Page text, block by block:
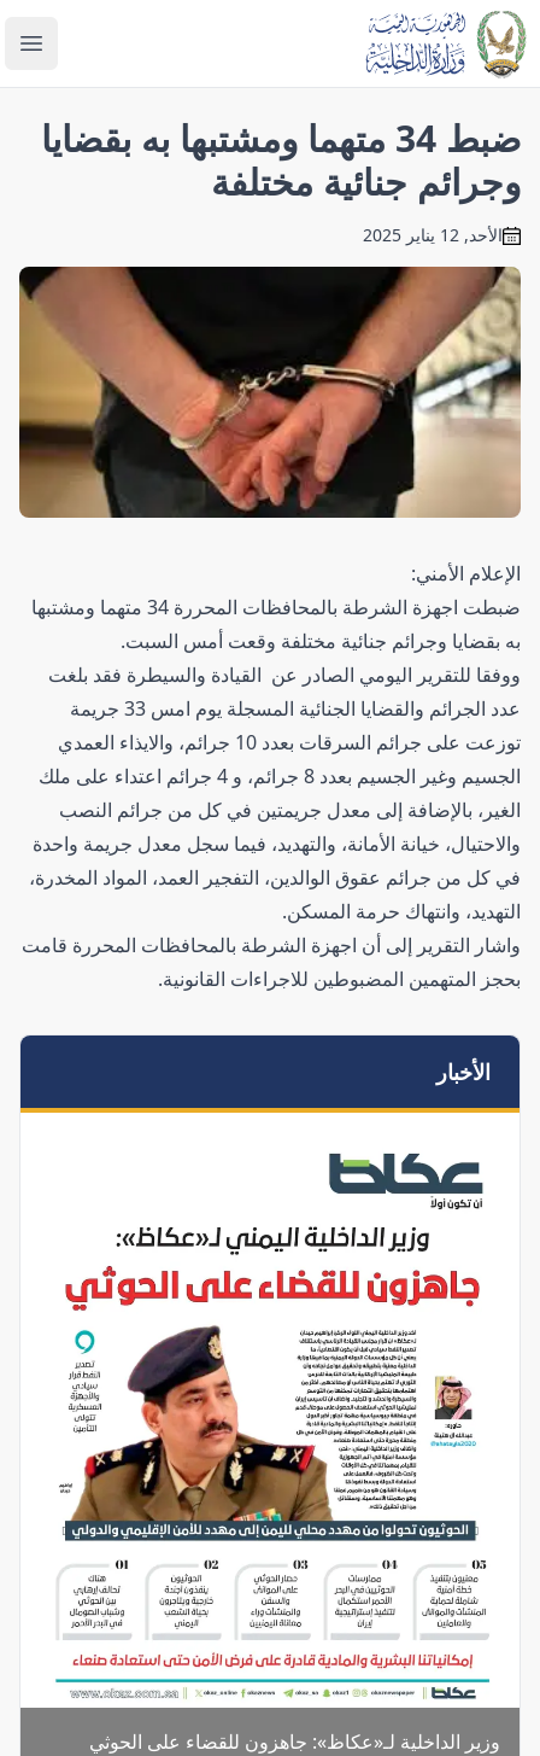
ضبط 34 متهما ومشتبها به بقضايا
وجرائم جنائية مختلفة
الأحد, 12 يناير 2025
الإعلام الأمني:
ضبطت اجهزة الشرطة بالمحافظات المحررة 34 متهما ومشتبها
به بقضايا وجرائم جنائية مختلفة وقعت أمس السبت.
ووفقا للتقرير اليومي الصادر عن القيادة والسيطرة فقد بلغت
عدد الجرائم والقضايا الجنائية المسجلة يوم امس 33 جريمة
توزعت على جرائم السرقات بعدد 10 جرائم، والايذاء العمدي
الجسيم وغير الجسيم بعدد 8 جرائم، و 4 جرائم اعتداء على ملك
الغير، بالإضافة إلى معدل جريمتين في كل من جرائم النصب
والاحتيال، خيانة الأمانة، والتهديد، فيما سجل معدل جريمة واحدة
في كل من جرائم عقوق الوالدين، التفجير العمد، المواد المخدرة،
التهديد، وانتهاك حرمة المسكن.
واشار التقرير إلى أن اجهزة الشرطة بالمحافظات المحررة قامت
بحجز المتهمين المضبوطين للاجراءات القانونية.
الأخبار
وزير الداخلية لـ«عكاظ»: جاهزون للقضاء على الحوثي